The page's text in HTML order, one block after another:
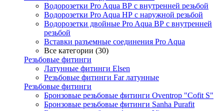
Водорозетки Pro Aqua ВР с внутренней резьбой
Водорозетки Pro Aqua НР с наружной резьбой
Водорозетки двойные Pro Aqua ВР с внутренней
резьбой
Вставки разъемные соединения Pro Aqua
Все категории (30)
Резьбовые фитинги
Латунные фитинги Elsen
Резьбовые фитинги Far латунные
Резьбовые фитинги
Бронзовые резьбовые фитинги Oventrop "Cofit S"
Бронзовые резьбовые фитинги Sanha Purafit